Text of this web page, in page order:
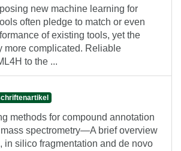
new machine learning for
often pledge to match or even
of existing tools, yet the
more complicated. Reliable
to the ...
methods for compound annotation
spectrometry—A brief overview
in silico fragmentation and de novo